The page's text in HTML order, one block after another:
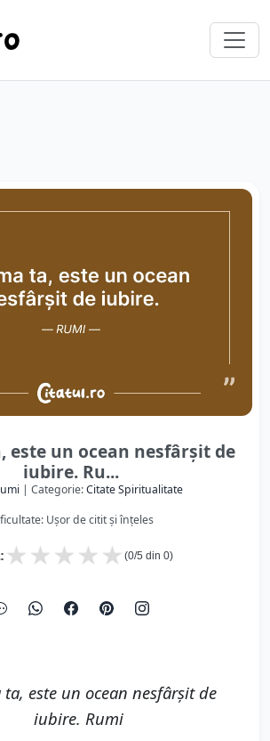
este un ocean nesfârșit de
iubire. Ru...
| Categorie:Citate Spiritualitate
Ușor de citit și înțeles
★
★
★
★
★ (0/5 din 0)
este un ocean nesfârșit de
iubire. Rumi